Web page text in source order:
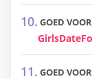
GOED VOOR
GOED VOOR